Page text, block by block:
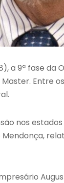
a 9ª fase da
Entre
nos estados